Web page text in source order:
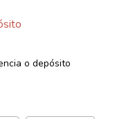
o depósito